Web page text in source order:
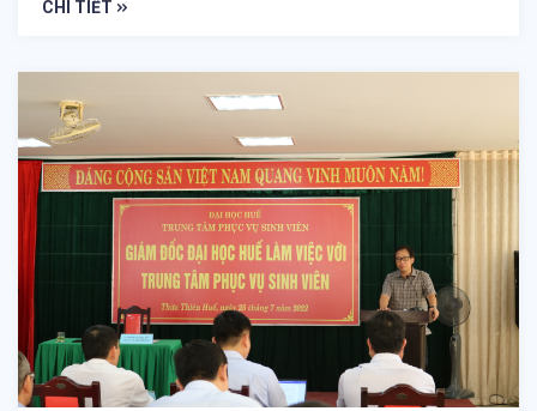
CHI TIẾT